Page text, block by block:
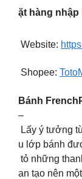
ặt hàng
Website:
Shopee:
Bánh
–
Lấy ý tưởng
u lớp bánh
tỏ những
an tạo nên